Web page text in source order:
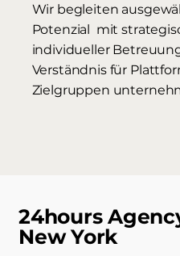
24hours
New York
Wir begleiten
Potenzial mit
individueller
Verständnis für
Zielgruppen